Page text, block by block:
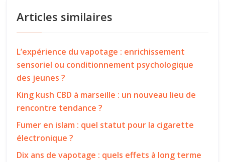
Articles similaires
L’expérience du vapotage : enrichissement
sensoriel ou conditionnement psychologique
des jeunes ?
King kush CBD à marseille : un nouveau lieu de
rencontre tendance ?
Fumer en islam : quel statut pour la cigarette
électronique ?
Dix ans de vapotage : quels effets à long terme